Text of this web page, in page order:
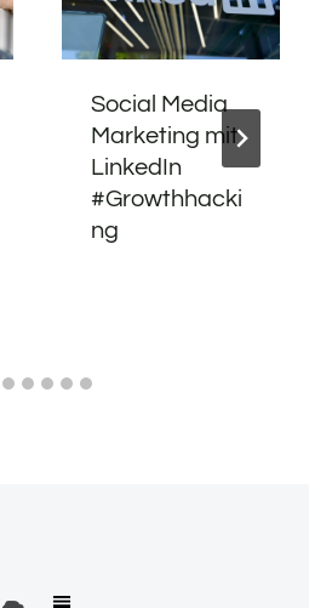
Social Media
Marketing mit
LinkedIn
#Growthhacki
ng